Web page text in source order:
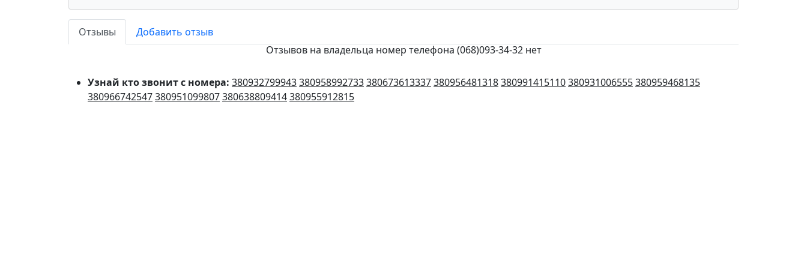
Отзывы
Добавить отзыв
Отзывов на владельца номер телефона (068)093-34-32 нет
Узнай кто звонит с номера: 380932799943380958992733380673613337380956481318380991415110380931006555380959468135
380966742547380951099807380638809414380955912815